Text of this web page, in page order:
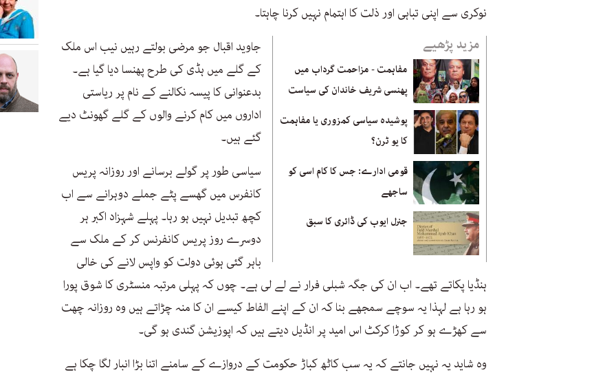
نوکری سے اپنی تباہی اور ذلت کا اہتمام نہیں کرنا چاہتا۔
مزید پڑھیے
مفاہمت - مزاحمت گرداب میں
پھنسی شریف خاندان کی سیاست
پوشیدہ سیاسی کمزوری یا مفاہمت
کا یو ٹرن؟
قومی ادارے: جس کا کام اسی کو
ساجھے
جنرل ایوب کی ڈائری کا سبق
جاوید اقبال جو مرضی بولتے رہیں نیب اس ملک
کے گلے میں ہڈی کی طرح پھنسا دیا گیا ہے۔
بدعنوانی کا پیسہ نکالنے کے نام پر ریاستی
اداروں میں کام کرنے والوں کے گلے گھونٹ دیے
گئے ہیں۔
سیاسی طور پر گولے برسانے اور روزانہ پریس
کانفرس میں گھسے پٹے جملے دوہرانے سے اب
کچھ تبدیل نہیں ہو رہا۔ پہلے شہزاد اکبر ہر
دوسرے روز پریس کانفرنس کر کے ملک سے
باہر گئی ہوئی دولت کو واپس لانے کی خالی
ہنڈیا پکاتے تھے۔ اب ان کی جگہ شبلی فرار نے لے لی ہے۔ چوں کہ پہلی مرتبہ منسٹری کا شوق پورا
ہو رہا ہے لہذا یہ سوچے سمجھے بنا کہ ان کے اپنے الفاط کیسے ان کا منہ چڑاتے ہیں وہ روزانہ چھت
سے کھڑے ہو کر کوڑا کرکٹ اس امید پر انڈیل دیتے ہیں کہ اپوزیشن گندی ہو گی۔
وہ شاید یہ نہیں جانتے کہ یہ سب کاٹھ کباڑ حکومت کے دروازے کے سامنے اتنا بڑا انبار لگا چکا ہے